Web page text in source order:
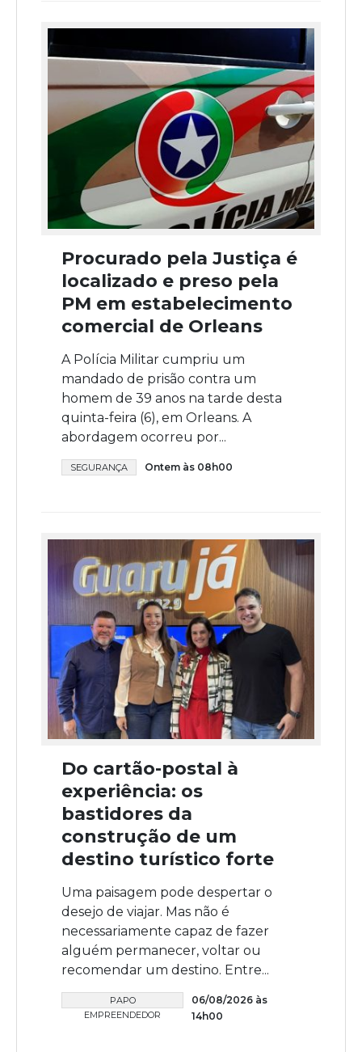
Procurado pela Justiça é
localizado e preso pela
PM em estabelecimento
comercial de Orleans
A Polícia Militar cumpriu um
mandado de prisão contra um
homem de 39 anos na tarde desta
quinta-feira (6), em Orleans. A
abordagem ocorreu por...
SEGURANÇA Ontem às 08h00
Do cartão-postal à
experiência: os
bastidores da
construção de um
destino turístico forte
Uma paisagem pode despertar o
desejo de viajar. Mas não é
necessariamente capaz de fazer
alguém permanecer, voltar ou
recomendar um destino. Entre...
PAPO
EMPREENDEDOR
06/08/2026 às
14h00